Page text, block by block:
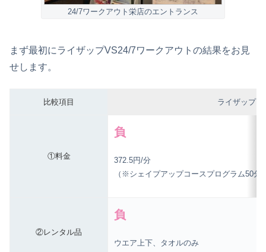
24/7ワークアウト栄店のエントランス
まず最初にライザップVS24/7ワークアウトの結果をお見
せします。
比較項目 ライザップ
①料金
負
372.5円/分
（※シェイプアップコースプログラム50
②レンタル品
負
ウエア上下、タオルのみ